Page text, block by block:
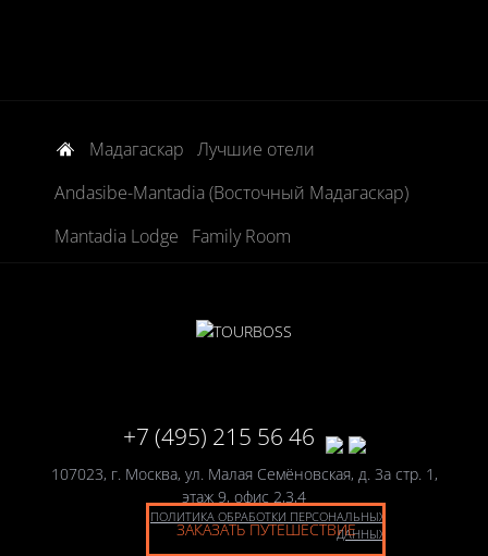
Мадагаскар Лучшие отели
Andasibe-Mantadia (Восточный Мадагаскар)
Mantadia Lodge
Family Room
+7 (495) 215 56 46
107023, г. Москва, ул. Малая Семёновская, д. 3а стр. 1,
этаж 9, офис 2,3,4
ПОЛИТИКА ОБРАБОТКИ ПЕРСОНАЛЬНЫХ
ДАННЫХ
ЗАКАЗАТЬ ПУТЕШЕСТВИЕ